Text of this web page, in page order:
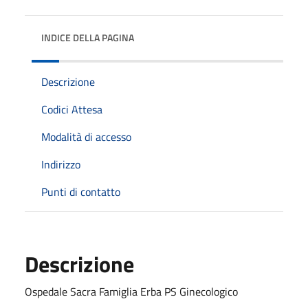
INDICE DELLA PAGINA
Descrizione
Codici Attesa
Modalità di accesso
Indirizzo
Punti di contatto
Descrizione
Ospedale Sacra Famiglia Erba PS Ginecologico